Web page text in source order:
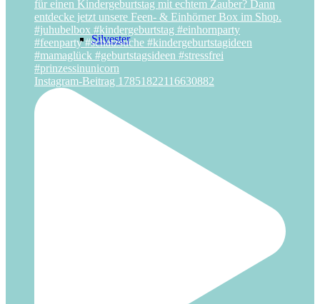
Silvester
Instagram-Beitrag 17851822116630882